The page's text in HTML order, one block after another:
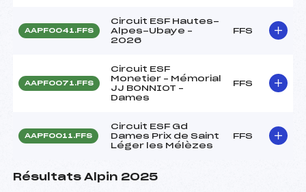
AAPF0041.FFS
Circuit ESF Hautes-
Alpes-Ubaye –
2026
FFS
AAPF0071.FFS
Circuit ESF
Monetier – Mémorial
JJ BONNIOT –
Dames
FFS
AAPF0011.FFS
Circuit ESF Gd
Dames Prix de Saint
Léger les Mélèzes
FFS
Résultats Alpin 2025